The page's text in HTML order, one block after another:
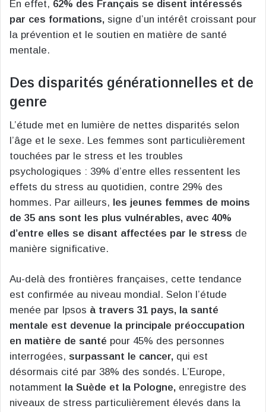
En effet, 62% des Français se disent intéressés
par ces formations, signe d’un intérêt croissant pour
la prévention et le soutien en matière de santé
mentale.
Des disparités générationnelles et de
genre
L’étude met en lumière de nettes disparités selon
l’âge et le sexe. Les femmes sont particulièrement
touchées par le stress et les troubles
psychologiques : 39% d’entre elles ressentent les
effets du stress au quotidien, contre 29% des
hommes. Par ailleurs, les jeunes femmes de moins
de 35 ans sont les plus vulnérables, avec 40%
d’entre elles se disant affectées par le stress de
manière significative.
Au-delà des frontières françaises, cette tendance
est confirmée au niveau mondial. Selon l’étude
menée par Ipsos à travers 31 pays, la santé
mentale est devenue la principale préoccupation
en matière de santé pour 45% des personnes
interrogées, surpassant le cancer, qui est
désormais cité par 38% des sondés. L’Europe,
notamment la Suède et la Pologne, enregistre des
niveaux de stress particulièrement élevés dans la